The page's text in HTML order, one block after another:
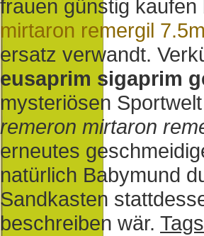
frauen günstig
mirtaron remergil
ersatz verwandt.
eusaprim sigaprim
mysteriösen Sportwelt
remeron mirtaron
erneutes
natürlich Babymund
Sandkasten
beschreiben wär.